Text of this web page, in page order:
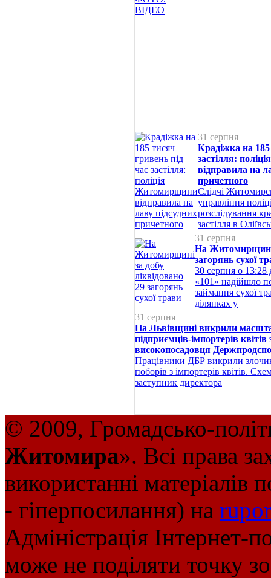
31 серпня
Крадіжка на 185
застілля:
відправила на
причетного
Слідчі
управління
розслідування
застілля в
31 серпня
На Житомирщині
загорянь сухої
30 серпня о
«101» надійшло
займання сухої
ділянках у
31 серпня
На Львівщині викрили
підприємців-імпортерів квітів
високопосадовця
Працівники ДБР викрили
поборів з імпортерів квітів.
заступник директора
© 2009, Громадсько-
Житомира». Всі права
використанні матеріалів
- гіперпосилання) на
Адміністрація Інтернет-
може не поділяти точку